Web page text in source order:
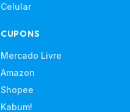
Celular
CUPONS
Mercado Livre
Amazon
Shopee
Kabum!